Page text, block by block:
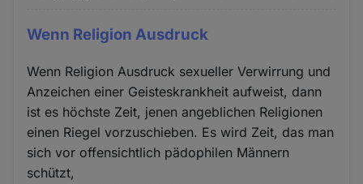
Wenn Religion Ausdruck
Wenn Religion Ausdruck sexueller Verwirrung und
Anzeichen einer Geisteskrankheit aufweist, dann
ist es höchste Zeit, jenen angeblichen Religionen
einen Riegel vorzuschieben. Es wird Zeit, das man
sich vor offensichtlich pädophilen Männern
schützt,